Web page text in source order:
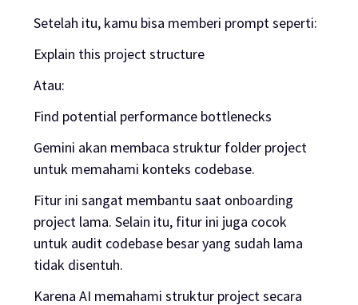
Setelah itu, kamu bisa memberi prompt seperti:
Explain this project structure
Atau:
Find potential performance bottlenecks
Gemini akan membaca struktur folder project
untuk memahami konteks codebase.
Fitur ini sangat membantu saat onboarding
project lama. Selain itu, fitur ini juga cocok
untuk audit codebase besar yang sudah lama
tidak disentuh.
Karena AI memahami struktur project secara